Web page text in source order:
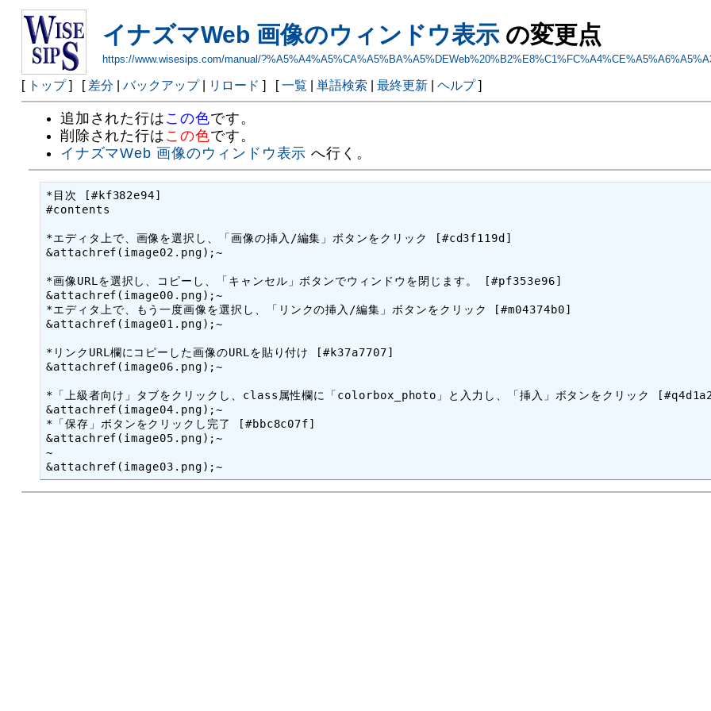
イナズマWeb 画像のウィンドウ表示の変更点
https://www.wisesips.com/manual/
[ トップ] [ 差分 バックアップ| リロード ] [一覧 単語検索 最終更新| ヘルプ]
追加された行は この色です。
削除された行は この色です。
イナズマWeb 画像のウィンドウ表示 へ行く。
*目次 [#kf382e94]
#contents
*エディタ上で、画像を選択し、「画像の挿入/編集」ボタンをクリック [#cd3f119d]
&attachref(image02.png);~
*画像URLを選択し、コピーし、「キャンセル」ボタンでウィンドウを閉じます。 [#pf353e96]
&attachref(image00.png);~
*エディタ上で、もう一度画像を選択し、「リンクの挿入/編集」ボタンをクリック [#m04374b0]
&attachref(image01.png);~
*リンクURL欄にコピーした画像のURLを貼り付け [#k37a7707]
&attachref(image06.png);~
*「上級者向け」タブをクリックし、class属性欄に「colorbox_photo」と入力し、「挿入」ボタンをクリック
&attachref(image04.png);~
*「保存」ボタンをクリックし完了 [#bbc8c07f]
&attachref(image05.png);~
~